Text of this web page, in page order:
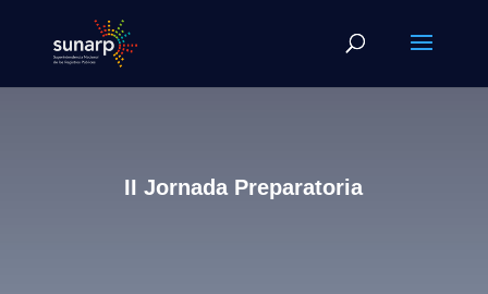
II Jornada Preparatoria